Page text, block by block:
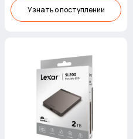
Узнать о поступлении